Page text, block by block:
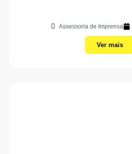
Assessoria de Imprensa
Ver mais